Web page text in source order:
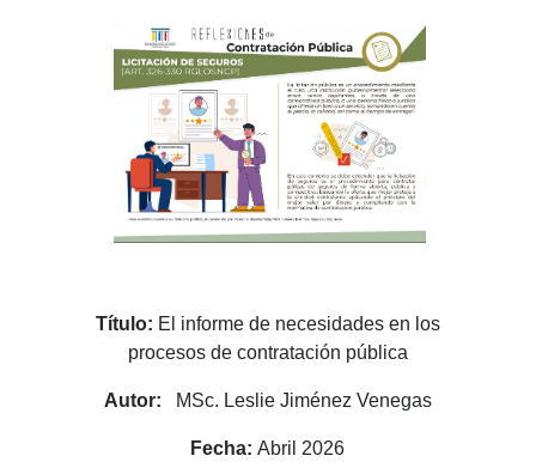
Título: El informe de necesidades en los
procesos de contratación pública
Autor: MSc. Leslie Jiménez Venegas
Fecha: Abril 2026